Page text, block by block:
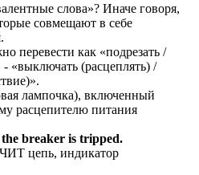
слова»? Иначе говоря,
совмещают в себе
перевести как «подрезать /
«выключать (расцеплять) /
лампочка), включенный
расцепителю питания
breaker is tripped.
цепь, индикатор